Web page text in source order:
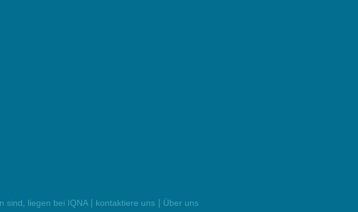
sind, liegen bei IQNA | kontaktiere uns | Über uns